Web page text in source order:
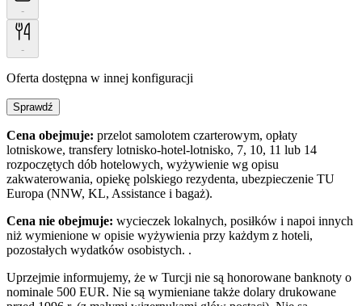
-
-
Oferta dostępna w innej konfiguracji
Sprawdź
Cena obejmuje: przelot samolotem czarterowym, opłaty
lotniskowe, transfery lotnisko-hotel-lotnisko, 7, 10, 11 lub 14
rozpoczętych dób hotelowych, wyżywienie wg opisu
zakwaterowania, opiekę polskiego rezydenta, ubezpieczenie TU
Europa (NNW, KL, Assistance i bagaż).
Cena nie obejmuje: wycieczek lokalnych, posiłków i napoi innych
niż wymienione w opisie wyżywienia przy każdym z hoteli,
pozostałych wydatków osobistych. .
Uprzejmie informujemy, że w Turcji nie są honorowane banknoty o
nominale 500 EUR. Nie są wymieniane także dolary drukowane